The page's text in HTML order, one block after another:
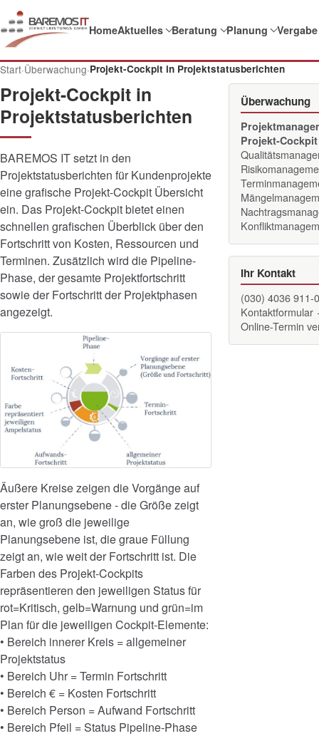
HomeAktuelles Beratung Planung Vergabe
Start·Überwachung·Projekt-Cockpit in Projektstatusberichten
Projekt-Cockpit in
Projektstatusberichten
BAREMOS IT setzt in den
Projektstatusberichten für Kundenprojekte
eine grafische Projekt-Cockpit Übersicht
ein. Das Projekt-Cockpit bietet einen
schnellen grafischen Überblick über den
Fortschritt von Kosten, Ressourcen und
Terminen. Zusätzlich wird die Pipeline-
Phase, der gesamte Projektfortschritt
sowie der Fortschritt der Projektphasen
angezeigt.
Äußere Kreise zeigen die Vorgänge auf
erster Planungsebene - die Größe zeigt
an, wie groß die jeweilige
Planungsebene ist, die graue Füllung
zeigt an, wie weit der Fortschritt ist. Die
Farben des Projekt-Cockpits
repräsentieren den jeweiligen Status für
rot=Kritisch, gelb=Warnung und grün=im
Plan für die jeweiligen Cockpit-Elemente:
• Bereich innerer Kreis = allgemeiner
Projektstatus
• Bereich Uhr = Termin Fortschritt
• Bereich € = Kosten Fortschritt
• Bereich Person = Aufwand Fortschritt
• Bereich Pfeil = Status Pipeline-Phase
Überwachung
Projekt-Cockpit
Ihr Kontakt
(030) 4036 911-
Online-Termin